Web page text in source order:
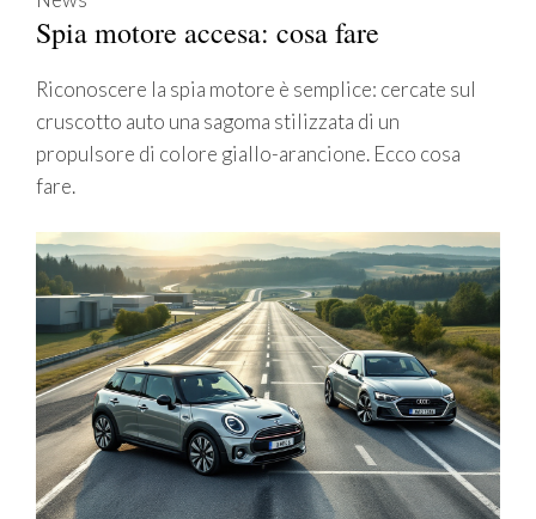
Spia motore accesa: cosa fare
Riconoscere la spia motore è semplice: cercate sul
cruscotto auto una sagoma stilizzata di un
propulsore di colore giallo-arancione. Ecco cosa
fare.